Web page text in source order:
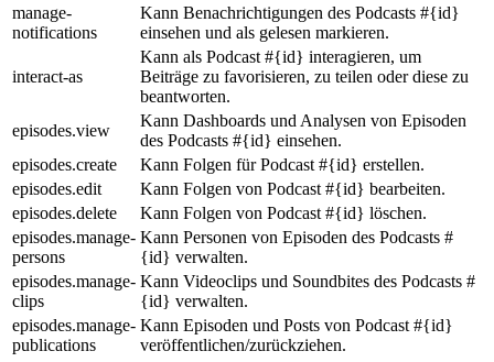
manage-
notifications
Kann Benachrichtigungen des Podcasts #{id}
einsehen und als gelesen markieren.
interact-as
Kann als Podcast #{id} interagieren, um
Beiträge zu favorisieren, zu teilen oder diese zu
beantworten.
episodes.view
Kann Dashboards und Analysen von Episoden
des Podcasts #{id} einsehen.
episodes.create
Kann Folgen für Podcast #{id} erstellen.
episodes.edit
Kann Folgen von Podcast #{id} bearbeiten.
episodes.delete
Kann Folgen von Podcast #{id} löschen.
episodes.manage-
persons
Kann Personen von Episoden des Podcasts #
{id} verwalten.
episodes.manage-
clips
Kann Videoclips und Soundbites des Podcasts #
{id} verwalten.
episodes.manage-
publications
Kann Episoden und Posts von Podcast #{id}
veröffentlichen/zurückziehen.